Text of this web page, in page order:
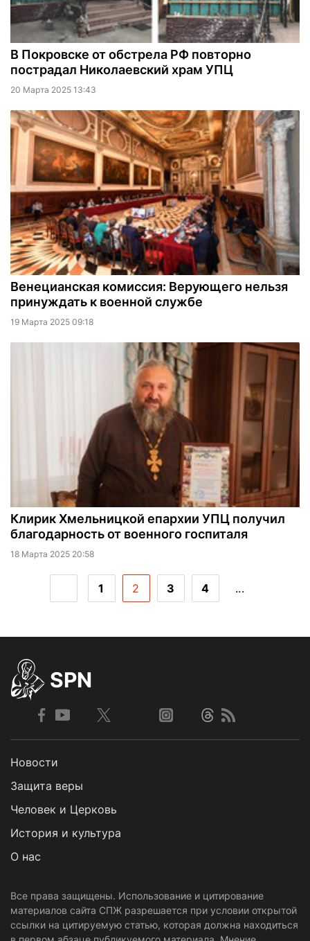
В Покровске от обстрела РФ повторно
пострадал Николаевский храм УПЦ
20 Марта 2025 13:43
Венецианская комиссия: Верующего нельзя
принуждать к военной службе
19 Марта 2025 09:18
Клирик Хмельницкой епархии УПЦ получил
благодарность от военного госпиталя
18 Марта 2025 20:58
1 2 3 4 ...
SPN
Новости
Защита веры
Человек и Церковь
История и культура
О нас
Все права защищены. Использование и цитирование
материалов сайта СПЖ разрешается при условии открытой
ссылки на цитируемую статью, которая должна находиться